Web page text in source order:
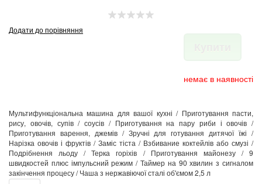
Додати до порівняння
немає в наявності
Мультифункціональна машина для вашої кухні / Приготування пасти,
рису, овочів, супів / соусів / Приготування на пару риби і овочів /
Приготування варення, джемів / Зручні для готування дитячої їжі /
Нарізка овочів і фруктів / Заміс тіста / Взбивание коктейлів або смузі /
Подрібнення льоду / Терка горіхів / Приготування майонезу / 9
швидкостей плюс імпульсний режим / Таймер на 90 хвилин з сигналом
закінчення процесу / Чаша з нержавіючої сталі об'ємом 2,5 л